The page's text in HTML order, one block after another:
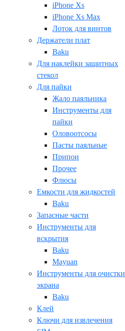
iPhone Xs
iPhone Xs Max
Лоток для винтов
Держатели плат
Baku
Для наклейки защитных
стекол
Для пайки
Жало паяльника
Инструменты для
пайки
Оловоотсосы
Пасты паяльные
Припои
Прочее
Флюсы
Емкости для жидкостей
Baku
Запасные части
Инструменты для
вскрытия
Baku
Mayuan
Инструменты для очистки
экрана
Baku
Клей
Ключи для извлечения